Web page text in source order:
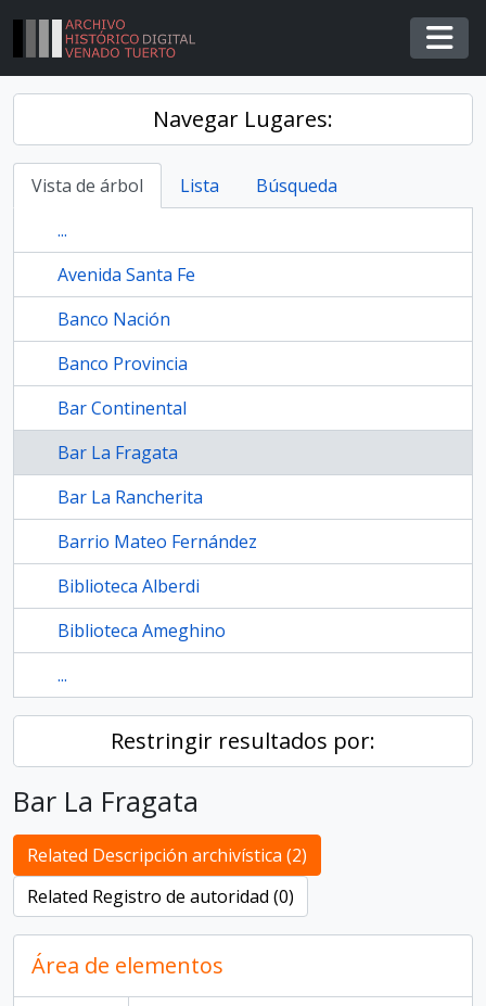
Skip to main content
Navegar Lugares:
Vista de árbol Lista
Búsqueda
...
Avenida Santa Fe
Banco Nación
Banco Provincia
Bar Continental
Bar La Fragata
Bar La Rancherita
Barrio Mateo Fernández
Biblioteca Alberdi
Biblioteca Ameghino
...
Restringir resultados por:
Bar La Fragata
Related Descripción archivística (2)
Related Registro de autoridad (0)
Área de elementos